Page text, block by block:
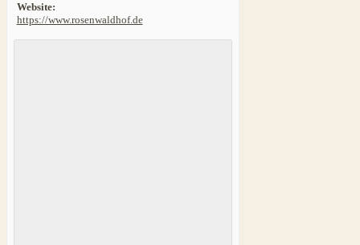
Website:
https://www.rosenwaldhof.de